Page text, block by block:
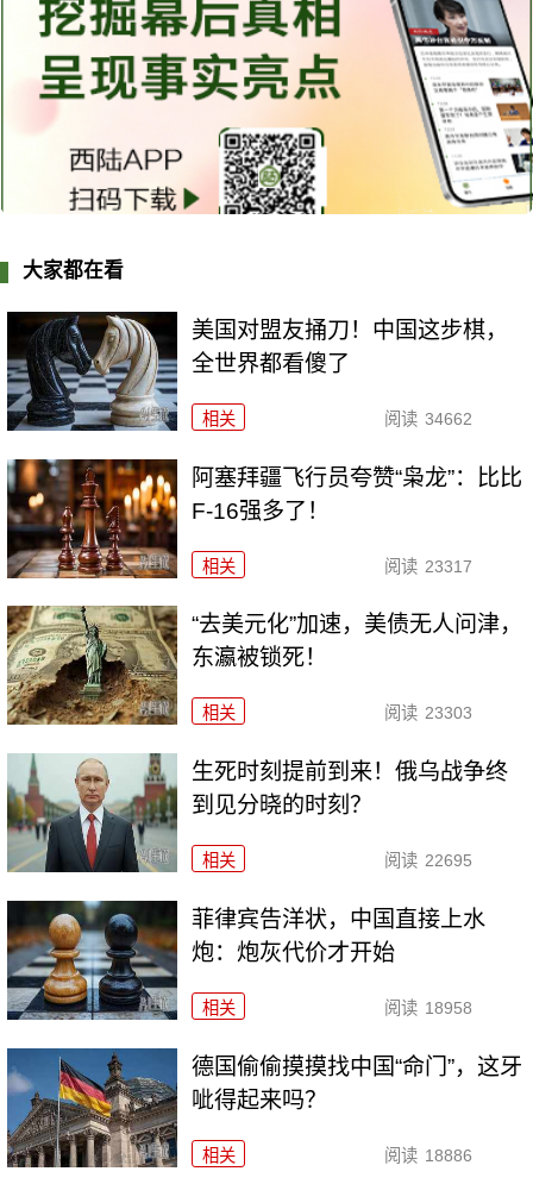
大家都在看
美国对盟友捅刀！中国这步棋，
全世界都看傻了
相关 阅读 34662
阿塞拜疆飞行员夸赞“枭龙”：比比
F-16强多了！
相关 阅读 23317
“去美元化”加速，美债无人问津，
东瀛被锁死！
相关 阅读 23303
生死时刻提前到来！俄乌战争终
到见分晓的时刻？
相关 阅读 22695
菲律宾告洋状，中国直接上水
炮：炮灰代价才开始
相关 阅读 18958
德国偷偷摸摸找中国“命门”，这牙
呲得起来吗？
相关 阅读 18886